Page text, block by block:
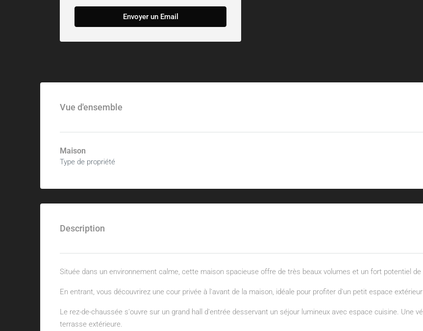
Envoyer un Email
Vue d'ensemble
Maison
Type de propriété
Description
Située dans un environnement calme, cette maison spacieuse offre de très beaux volumes et un fort potentiel
En entrant, vous découvrirez une cour privée à l'avant de la maison, idéale pour profiter d'un petit espace
Le rez-de-chaussée s'ouvre sur un grand hall d'entrée desservant un séjour lumineux avec espace cuisine. Une
terrasse extérieure.